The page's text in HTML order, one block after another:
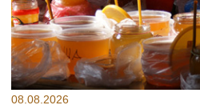
08.08.2026